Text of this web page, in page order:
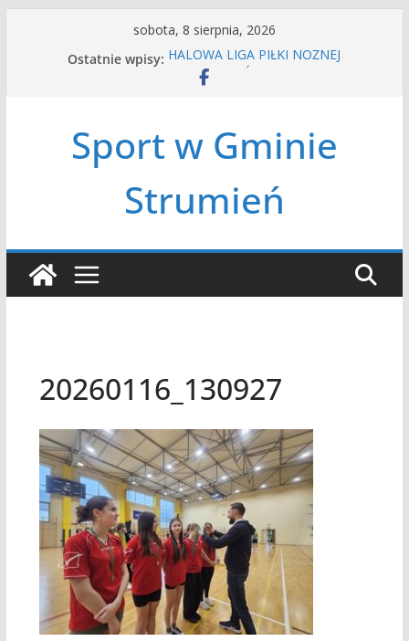
sobota, 8 sierpnia, 2026
Ostatnie wpisy: HALOWA LIGA PIŁKI NOŻNEJ
LATO W MIEŚCIE’2026
Czwórbój lekkoatletyczny
Sport w Gminie
Strumień
20260116_130927